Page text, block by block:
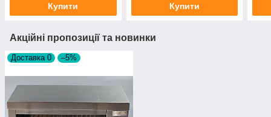
Купити Купити
Акційні пропозиції та новинки
Доставка 0 –5%